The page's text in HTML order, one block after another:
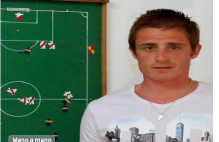
Mano a mano